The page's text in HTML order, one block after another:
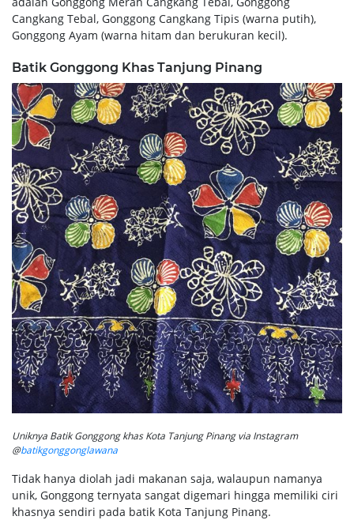
Cangkang Tebal, Gonggong Cangkang Tipis (warna putih),
Gonggong Ayam (warna hitam dan berukuran kecil).
Batik Gonggong Khas Tanjung Pinang
Uniknya Batik Gonggong khas Kota Tanjung Pinang via Instagram
@batikgonggonglawana
Tidak hanya diolah jadi makanan saja, walaupun namanya
unik, Gonggong ternyata sangat digemari hingga memiliki ciri
khasnya sendiri pada batik Kota Tanjung Pinang.